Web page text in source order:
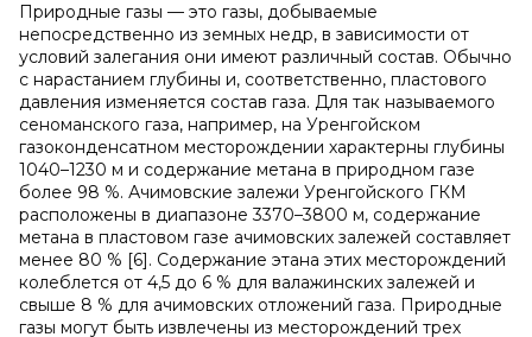
Природные газы — это газы, добываемые
непосредственно из земных недр, в зависимости от
условий залегания они имеют различный состав. Обычно
с нарастанием глубины и, соответственно, пластового
давления изменяется состав газа. Для так называемого
сеноманского газа, например, на Уренгойском
газоконденсатном месторождении характерны глубины
1040–1230 м и содержание метана в природном газе
более 98 %. Ачимовские залежи Уренгойского ГКМ
расположены в диапазоне 3370–3800 м, содержание
метана в пластовом газе ачимовских залежей составляет
менее 80 % [6]. Содержание этана этих месторождений
колеблется от 4,5 до 6 % для валажинских залежей и
свыше 8 % для ачимовских отложений газа. Природные
газы могут быть извлечены из месторождений трех